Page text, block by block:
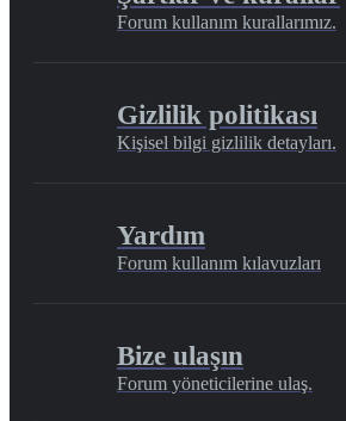
Forum kullanım kurallarımız.
Gizlilik politikası
Kişisel bilgi gizlilik detayları.
Yardım
Forum kullanım kılavuzları
Bize ulaşın
Forum yöneticilerine ulaş.